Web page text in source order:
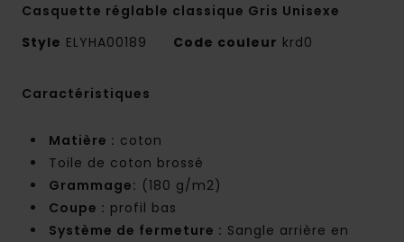
Casquette réglable classique Gris Unisexe
Style ELYHA00189 Code couleur krd0
Caractéristiques
Matière : coton
Toile de coton brossé
Grammage: (180 g/m2)
Coupe : profil bas
Système de fermeture : Sangle arrière en